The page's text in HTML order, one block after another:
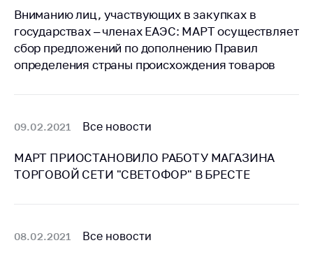
Соискателям
Награждения
Белорусская
универсальная
жизнь
Идеологическая
работа
Вниманию лиц, участвующих в закупках в
государствах – членах ЕАЭС: МАРТ осуществляет
сбор предложений по дополнению Правил
определения страны происхождения товаров
09.02.2021 Все новости
МАРТ ПРИОСТАНОВИЛО РАБОТУ МАГАЗИНА
ТОРГОВОЙ СЕТИ "СВЕТОФОР" В БРЕСТЕ
08.02.2021 Все новости